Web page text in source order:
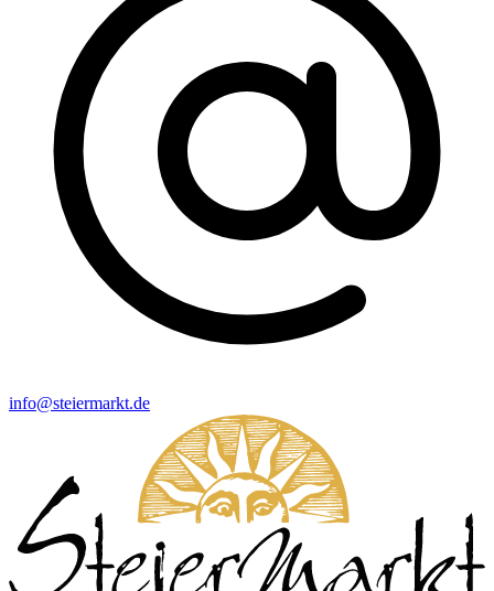
info@steiermarkt.de